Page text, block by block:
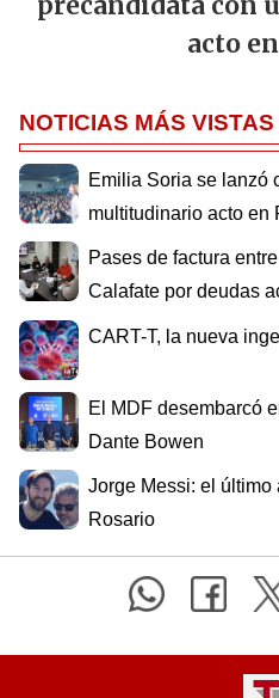
acto
NOTICIAS MÁS VISTAS
Emilia Soria se lanzó
multitudinario acto en
Pases de factura
Calafate por deudas
CART-T, la nueva
El MDF desembarcó
Dante Bowen
Jorge Messi: el
Rosario